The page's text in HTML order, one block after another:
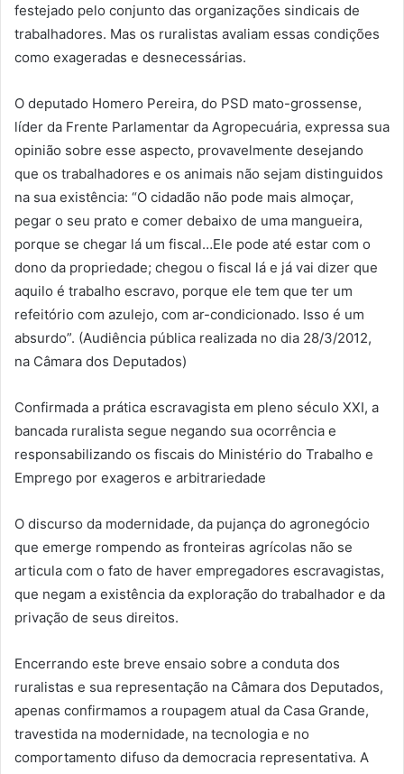
festejado pelo conjunto das organizações sindicais de
trabalhadores. Mas os ruralistas avaliam essas condições
como exageradas e desnecessárias.
O deputado Homero Pereira, do PSD mato-grossense,
líder da Frente Parlamentar da Agropecuária, expressa sua
opinião sobre esse aspecto, provavelmente desejando
que os trabalhadores e os animais não sejam distinguidos
na sua existência: “O cidadão não pode mais almoçar,
pegar o seu prato e comer debaixo de uma mangueira,
porque se chegar lá um fiscal…Ele pode até estar com o
dono da propriedade; chegou o fiscal lá e já vai dizer que
aquilo é trabalho escravo, porque ele tem que ter um
refeitório com azulejo, com ar-condicionado. Isso é um
absurdo”. (Audiência pública realizada no dia 28/3/2012,
na Câmara dos Deputados)
Confirmada a prática escravagista em pleno século XXI, a
bancada ruralista segue negando sua ocorrência e
responsabilizando os fiscais do Ministério do Trabalho e
Emprego por exageros e arbitrariedade
O discurso da modernidade, da pujança do agronegócio
que emerge rompendo as fronteiras agrícolas não se
articula com o fato de haver empregadores escravagistas,
que negam a existência da exploração do trabalhador e da
privação de seus direitos.
Encerrando este breve ensaio sobre a conduta dos
ruralistas e sua representação na Câmara dos Deputados,
apenas confirmamos a roupagem atual da Casa Grande,
travestida na modernidade, na tecnologia e no
comportamento difuso da democracia representativa. A